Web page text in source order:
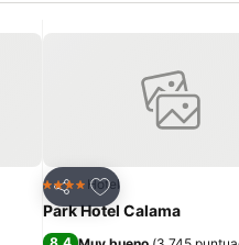
Compartir
Agregar a favoritos
4 EstrellasHotel
Park Hotel Calama